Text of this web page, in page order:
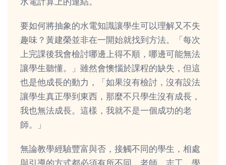
水電計算上的連結。
要如何將抽象的水電知識讓學生可以理解又不失
趣味？黃建榮並非在一開始就找到方法。「每次
上完課後我會檢討哪邊上得不順，哪邊可能無法
讓學生聽懂。」雖然會懊惱於課程的缺失，但這
也是他成長的動力，「如果沒有檢討，沒有設法
讓學生真正學到東西，那麼不只學生沒有成長，
我也無法成長。這樣，我就不是一個成功的老
師。」
無論教學經驗豐富與否，接觸不同的學生，相處